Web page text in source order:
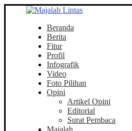
Beranda
Berita
Fitur
Profil
Infografik
Video
Foto Pilihan
Opini
Artikel Opini
Editorial
Surat Pembaca
Majalah